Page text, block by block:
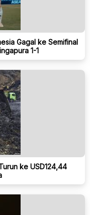
Gagal ke Semifinal
1-1
ke USD124,44